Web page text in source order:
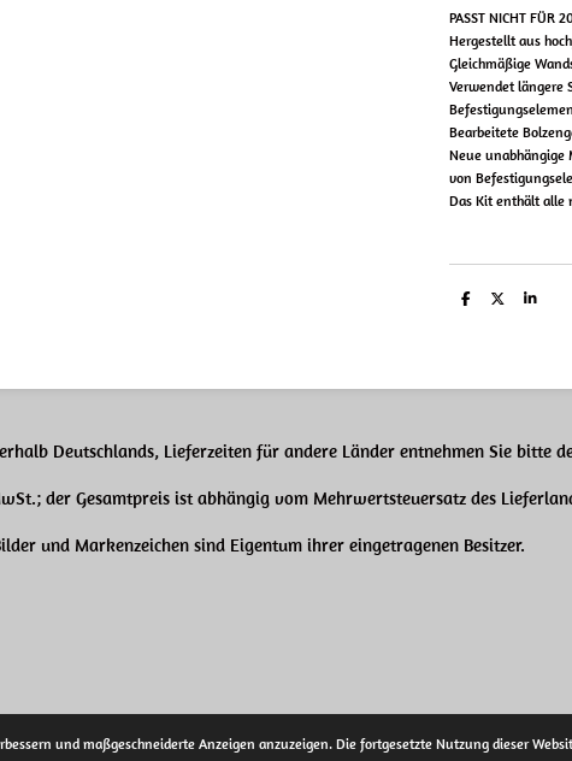
und maßgeschneiderte Anzeigen anzuzeigen. Die fortgesetzte Nutzung dieser
PASST NICHT FÜR
Hergestellt aus
Gleichmäßige
Verwendet längere
Bearbeitete
Neue unabhängige
von
Das Kit enthält alle
T
T
T
Deutschlands, Lieferzeiten für andere Länder entnehmen Sie bitte
der Gesamtpreis ist abhängig vom Mehrwertsteuersatz des
und Markenzeichen sind Eigentum ihrer eingetragenen Besitzer.